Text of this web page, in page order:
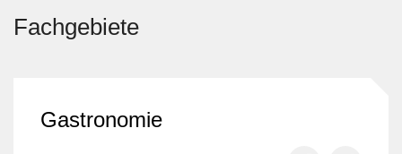
Fachgebiete
Gastronomie